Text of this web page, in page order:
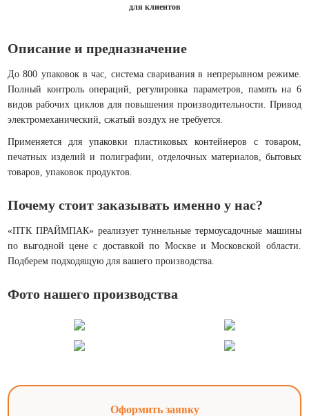
для клиентов
Описание и предназначение
До 800 упаковок в час, система сваривания в непрерывном режиме.
Полный контроль операций, регулировка параметров, память на 6
видов рабочих циклов для повышения производительности. Привод
электромеханический, сжатый воздух не требуется.
Применяется для упаковки пластиковых контейнеров с товаром,
печатных изделий и полиграфии, отделочных материалов, бытовых
товаров, упаковок продуктов.
Почему стоит заказывать именно у нас?
«ПТК ПРАЙМПАК» реализует туннельные термоусадочные машины
по выгодной цене с доставкой по Москве и Московской области.
Подберем подходящую для вашего производства.
Фото нашего производства
Оформить заявку